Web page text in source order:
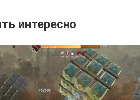
интересно